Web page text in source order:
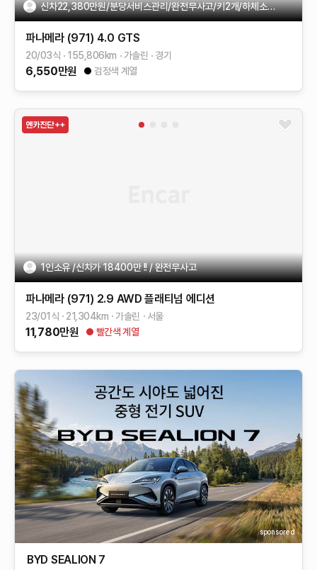
신차22,380만원/분당서비스관리/완전무사고/키2개/하체소음정비
파나메라 (971) 4.0 GTS
20/03식 155,806km 가솔린 경기
6,550만원 검정색 계열
1인소유 /신차가 18400만 !! / 완전무사고
파나메라 (971) 2.9 AWD 플래티넘 에디션
23/01식 21,304km 가솔린 서울
11,780만원 빨간색 계열
sponsored
BYD SEALION 7